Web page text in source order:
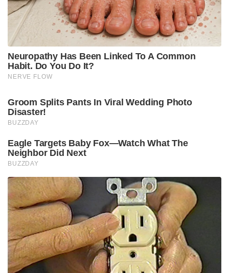
Neuropathy Has Been Linked To A Common
Habit. Do You Do It?
NERVE FLOW
Groom Splits Pants In Viral Wedding Photo
Disaster!
BUZZDAY
Eagle Targets Baby Fox—Watch What The
Neighbor Did Next
BUZZDAY